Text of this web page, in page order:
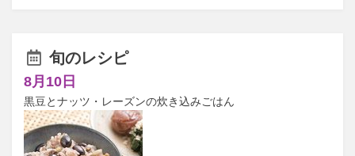
旬のレシピ
8月10日
黒豆とナッツ・レーズンの炊き込みごはん